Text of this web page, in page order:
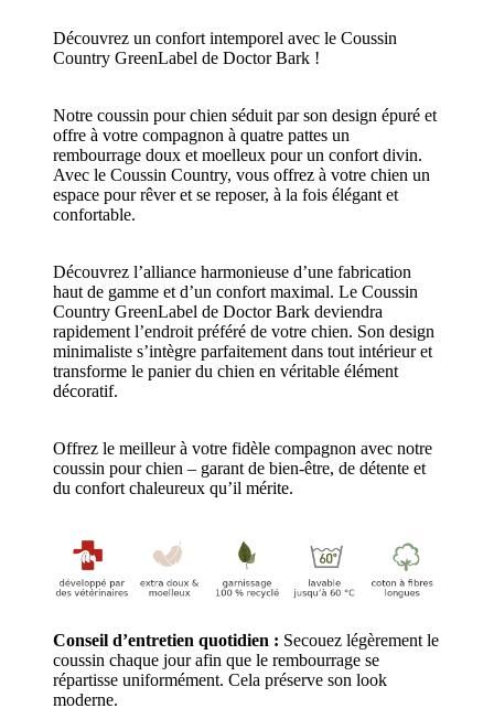
Découvrez un confort intemporel avec le Coussin
Country GreenLabel de Doctor Bark !
Notre coussin pour chien séduit par son design épuré et
offre à votre compagnon à quatre pattes un
rembourrage doux et moelleux pour un confort divin.
Avec le Coussin Country, vous offrez à votre chien un
espace pour rêver et se reposer, à la fois élégant et
confortable.
Découvrez l’alliance harmonieuse d’une fabrication
haut de gamme et d’un confort maximal. Le Coussin
Country GreenLabel de Doctor Bark deviendra
rapidement l’endroit préféré de votre chien. Son design
minimaliste s’intègre parfaitement dans tout intérieur et
transforme le panier du chien en véritable élément
décoratif.
Offrez le meilleur à votre fidèle compagnon avec notre
coussin pour chien – garant de bien-être, de détente et
du confort chaleureux qu’il mérite.
Conseil d’entretien quotidien : Secouez légèrement le
coussin chaque jour afin que le rembourrage se
répartisse uniformément. Cela préserve son look
moderne.